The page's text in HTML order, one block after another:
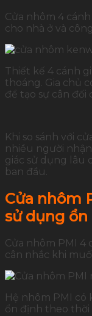
Cửa nhôm 4
cho nhà ở và
Thiết kế 4 cánh
thoáng. Gia chủ
để tạo sự cân đối
Khi so sánh với
nhiều người
giác sử dụng lâu
ban đầu.
Cửa nhôm
sử dụng ổn
Cửa nhôm PMI 4
cân nhắc khi
Hệ nhôm PMI
ổn định theo thời